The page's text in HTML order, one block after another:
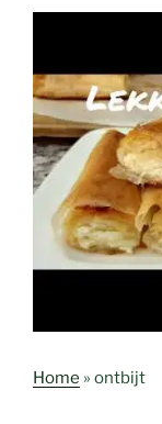
Home » ontbijt